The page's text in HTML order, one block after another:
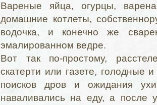
Вареные яйца, огурцы,
домашние котлеты,
водочка, и конечно же
эмалированном ведре.
Вот так по-простому,
скатерти или газете, голодные
поисков дров и ожидания
наваливались на еду, а после